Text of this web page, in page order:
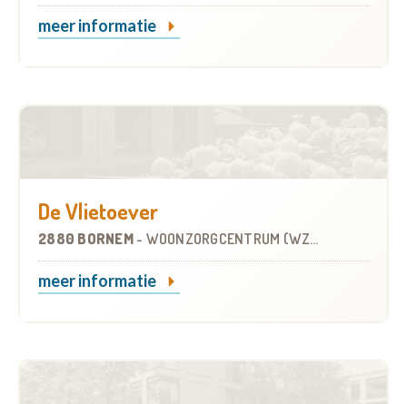
meer informatie
De Vlietoever
2880 BORNEM - WOONZORGCENTRUM (WZC)
meer informatie